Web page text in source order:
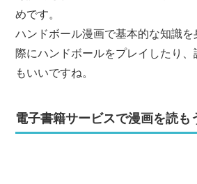
めです。
ハンドボール漫画で基本的な知識
際にハンドボールをプレイしたり
もいいですね。
電子書籍サービスで漫画を読も